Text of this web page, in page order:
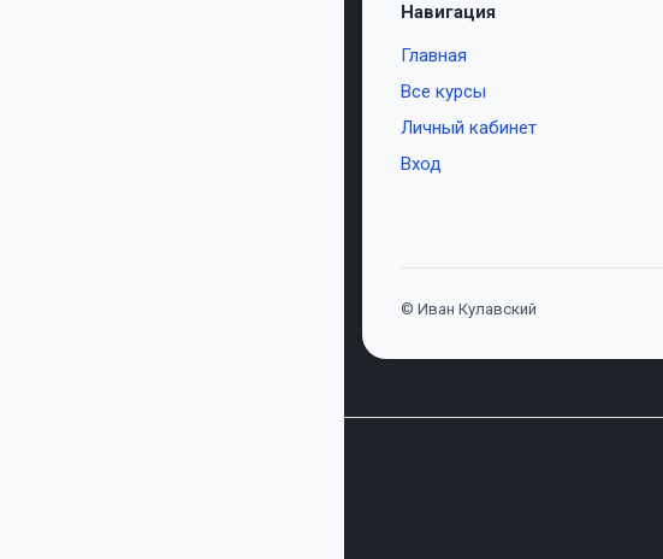
Навигация
Главная
Все курсы
Личный кабинет
Вход
© Иван Кулавский